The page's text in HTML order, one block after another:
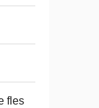
fles